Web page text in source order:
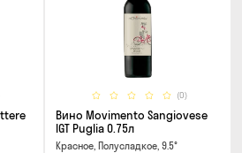
(0)
Вино Movimento Sangiovese
IGT Puglia 0.75л
Красное, Полусладкое, 9.5°